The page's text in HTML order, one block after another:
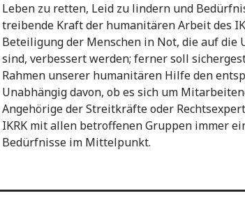
Leben zu retten, Leid zu lindern und
treibende Kraft der humanitären Arbeit des
Beteiligung der Menschen in Not, die auf die
sind, verbessert werden; ferner soll
Rahmen unserer humanitären Hilfe den
Unabhängig davon, ob es sich um
Angehörige der Streitkräfte oder
IKRK mit allen betroffenen Gruppen immer
Bedürfnisse im Mittelpunkt.